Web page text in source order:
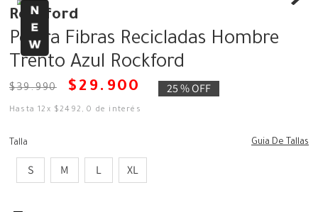
Rockford
Polera Fibras Recicladas Hombre
Trento Azul Rockford
$39.990 $ 29 . 900 25 %OFF
Hasta12 x $2492 ,0 de interés
Talla Guia De Tallas
S M L XL